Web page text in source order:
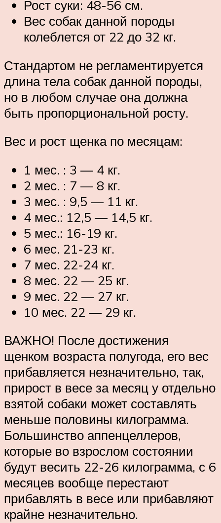
Рост суки: 48-56 см.
Вес собак данной породы
колеблется от 22 до 32 кг.
Стандартом не регламентируется
длина тела собак данной породы,
но в любом случае она должна
быть пропорциональной росту.
Вес и рост щенка по месяцам:
1 мес. : 3 — 4 кг.
2 мес. : 7 — 8 кг.
3 мес. : 9,5 — 11 кг.
4 мес.: 12,5 — 14,5 кг.
5 мес.: 16-19 кг.
6 мес. 21-23 кг.
7 мес. 22-24 кг.
8 мес. 22 — 25 кг.
9 мес. 22 — 27 кг.
10 мес. 22 — 29 кг.
ВАЖНО! После достижения
щенком возраста полугода, его вес
прибавляется незначительно, так,
прирост в весе за месяц у отдельно
взятой собаки может составлять
меньше половины килограмма.
Большинство аппенцеллеров,
которые во взрослом состоянии
будут весить 22-26 килограмма, с 6
месяцев вообще перестают
прибавлять в весе или прибавляют
крайне незначительно.